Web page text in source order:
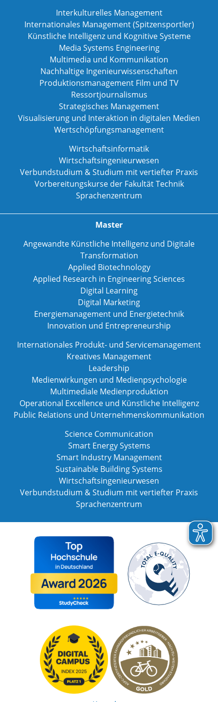
Interkulturelles Management
Internationales Management (Spitzensportler)
Künstliche Intelligenz und Kognitive Systeme
Media Systems Engineering
Multimedia und Kommunikation
Nachhaltige Ingenieurwissenschaften
Produktionsmanagement Film und TV
Ressortjournalismus
Strategisches Management
Visualisierung und Interaktion in digitalen Medien
Wertschöpfungsmanagement
Wirtschaftsinformatik
Wirtschaftsingenieurwesen
Verbundstudium & Studium mit vertiefter Praxis
Vorbereitungskurse der Fakultät Technik
Sprachenzentrum
Master
Angewandte Künstliche Intelligenz und Digitale
Transformation
Applied Biotechnology
Applied Research in Engineering Sciences
Digital Learning
Digital Marketing
Energiemanagement und Energietechnik
Innovation und Entrepreneurship
Internationales Produkt- und Servicemanagement
Kreatives Management
Leadership
Medienwirkungen und Medienpsychologie
Multimediale Medienproduktion
Operational Excellence und Künstliche Intelligenz
Public Relations und Unternehmenskommunikation
Science Communication
Smart Energy Systems
Smart Industry Management
Sustainable Building Systems
Wirtschaftsingenieurwesen
Verbundstudium & Studium mit vertiefter Praxis
Sprachenzentrum